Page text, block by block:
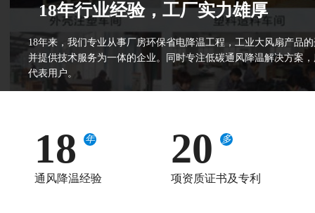
18年行业经验，工厂实力雄厚
18年来，我们专业从事厂房环保省电降温工程，工业大风扇产品
并提供技术服务为一体的企业。同时专注低碳通风降温解决方案
代表用户。
18 年
通风降温经验
20 多
项资质证书及专利